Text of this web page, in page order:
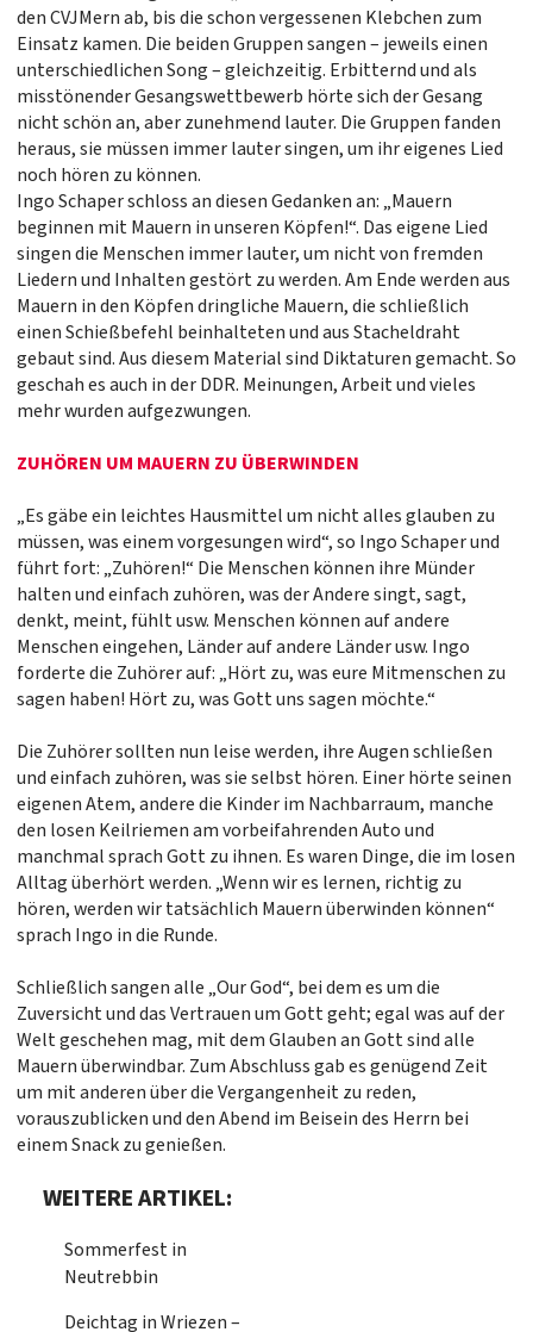
den CVJMern ab, bis die schon vergessenen Klebchen zum
Einsatz kamen. Die beiden Gruppen sangen – jeweils einen
unterschiedlichen Song – gleichzeitig. Erbitternd und als
misstönender Gesangswettbewerb hörte sich der Gesang
nicht schön an, aber zunehmend lauter. Die Gruppen fanden
heraus, sie müssen immer lauter singen, um ihr eigenes Lied
noch hören zu können.
Ingo Schaper schloss an diesen Gedanken an: „Mauern
beginnen mit Mauern in unseren Köpfen!“. Das eigene Lied
singen die Menschen immer lauter, um nicht von fremden
Liedern und Inhalten gestört zu werden. Am Ende werden aus
Mauern in den Köpfen dringliche Mauern, die schließlich
einen Schießbefehl beinhalteten und aus Stacheldraht
gebaut sind. Aus diesem Material sind Diktaturen gemacht. So
geschah es auch in der DDR. Meinungen, Arbeit und vieles
mehr wurden aufgezwungen.
ZUHÖREN UM MAUERN ZU ÜBERWINDEN
„Es gäbe ein leichtes Hausmittel um nicht alles glauben zu
müssen, was einem vorgesungen wird“, so Ingo Schaper und
führt fort: „Zuhören!“ Die Menschen können ihre Münder
halten und einfach zuhören, was der Andere singt, sagt,
denkt, meint, fühlt usw. Menschen können auf andere
Menschen eingehen, Länder auf andere Länder usw. Ingo
forderte die Zuhörer auf: „Hört zu, was eure Mitmenschen zu
sagen haben! Hört zu, was Gott uns sagen möchte.“
Die Zuhörer sollten nun leise werden, ihre Augen schließen
und einfach zuhören, was sie selbst hören. Einer hörte seinen
eigenen Atem, andere die Kinder im Nachbarraum, manche
den losen Keilriemen am vorbeifahrenden Auto und
manchmal sprach Gott zu ihnen. Es waren Dinge, die im losen
Alltag überhört werden. „Wenn wir es lernen, richtig zu
hören, werden wir tatsächlich Mauern überwinden können“
sprach Ingo in die Runde.
Schließlich sangen alle „Our God“, bei dem es um die
Zuversicht und das Vertrauen um Gott geht; egal was auf der
Welt geschehen mag, mit dem Glauben an Gott sind alle
Mauern überwindbar. Zum Abschluss gab es genügend Zeit
um mit anderen über die Vergangenheit zu reden,
vorauszublicken und den Abend im Beisein des Herrn bei
einem Snack zu genießen.
WEITERE ARTIKEL:
Sommerfest in
Neutrebbin
Deichtag in Wriezen –